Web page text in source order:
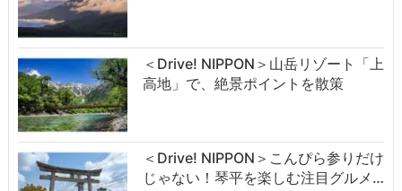
＜Drive! NIPPON＞山岳リゾート「上
高地」で、絶景ポイントを散策
＜Drive! NIPPON＞こんぴら参りだけ
じゃない！琴平を楽しむ注目グルメ…